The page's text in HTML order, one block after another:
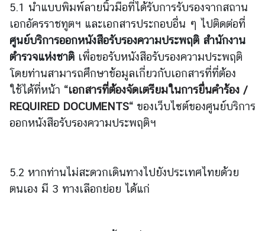
ล
ง
ท
ะ
เ
บี
ย
น
ค
ท
ย
5.1 นำแบบพิมพ์ลายนิ้วมือที่ได้รับการรับรองจากสถาน
เอกอัครราชทูตฯ และเอกสารประกอบอื่น ๆ ไปติดต่อที่
ศูนย์บริการออกหนังสือรับรองความประพฤติ สำนักงาน
ตำรวจแห่งชาติ เพื่อขอรับหนังสือรับรองความประพฤติ
โดยท่านสามารถศึกษาข้อมูลเกี่ยวกับเอกสารที่ที่ต้อง
ใช้ได้ที่หน้า “เอกสารที่ต้องจัดเตรียมในการยื่นคำร้อง /
REQUIRED DOCUMENTS“ ของเว็บไซต์ของศูนย์บริการ
ออกหนังสือรับรองความประพฤติฯ
5.2 หากท่านไม่สะดวกเดินทางไปยังประเทศไทยด้วย
ตนเอง มี 3 ทางเลือกย่อย ได้แก่